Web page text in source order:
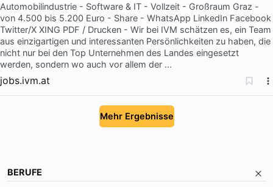
Automobilindustrie - Software & IT - Vollzeit - Großraum Graz -
von 4.500 bis 5.200 Euro - Share - WhatsApp LinkedIn Facebook
Twitter/X XING PDF / Drucken - Wir bei IVM schätzen es, ein Team
aus einzigartigen und interessanten Persönlichkeiten zu haben, die
nicht nur bei den Top Unternehmen des Landes eingesetzt
werden, sondern wo auch vor allem der …
jobs.ivm.at
Mehr Ergebnisse
BERUFE